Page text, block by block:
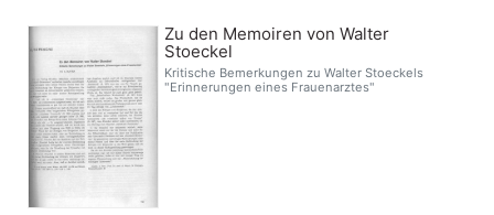
Zu den Memoiren von Walter
Stoeckel
Kritische Bemerkungen zu Walter Stoeckels
"Erinnerungen eines Frauenarztes"